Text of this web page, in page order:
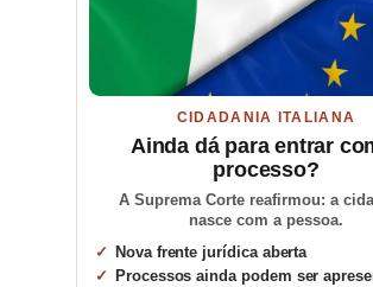
CIDADANIA ITALIANA
Ainda dá para entrar
processo?
A Suprema Corte reafirmou: a
nasce com a pessoa.
Nova frente jurídica aberta
Processos ainda podem ser